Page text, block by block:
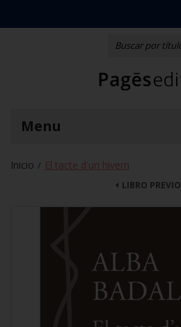
Menu
Inicio / El tacte d'un hivern
LIBRO PREVIO